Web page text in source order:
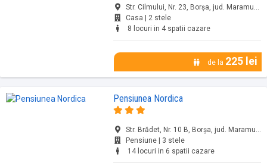
Str. Cilmului, Nr. 23, Borșa, jud. Maramureș
Casa | 2 stele
8 locuri in 4 spatii cazare
de la 225 lei
Pensiunea Nordica
Str. Brădet, Nr. 10 B, Borșa, jud. Maramureș
Pensiune | 3 stele
14 locuri in 6 spatii cazare